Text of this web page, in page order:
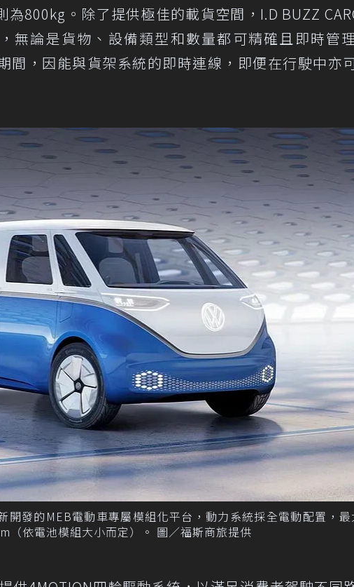
800kg。除了提供極佳的載貨空間，I.D BUZZ
無論是貨物、設備類型和數量都可精確且即時管
間，因能與貨架系統的即時連線，即便在行駛中亦
開發的MEB電動車專屬模組化平台，動力系統採全電動配置，最
依電池模組大小而定）。 圖／福斯商旅提供